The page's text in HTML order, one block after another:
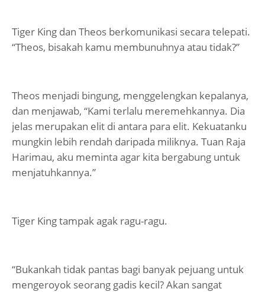
Tiger King dan Theos berkomunikasi secara telepati.
“Theos, bisakah kamu membunuhnya atau tidak?”
Theos menjadi bingung, menggelengkan kepalanya,
dan menjawab, “Kami terlalu meremehkannya. Dia
jelas merupakan elit di antara para elit. Kekuatanku
mungkin lebih rendah daripada miliknya. Tuan Raja
Harimau, aku meminta agar kita bergabung untuk
menjatuhkannya.”
Tiger King tampak agak ragu-ragu.
“Bukankah tidak pantas bagi banyak pejuang untuk
mengeroyok seorang gadis kecil? Akan sangat